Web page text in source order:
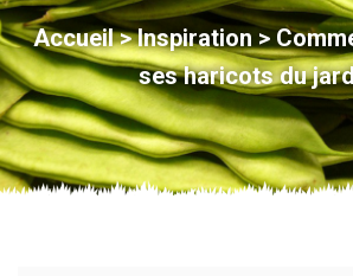
Accueil>Inspiration >
ses haricots du